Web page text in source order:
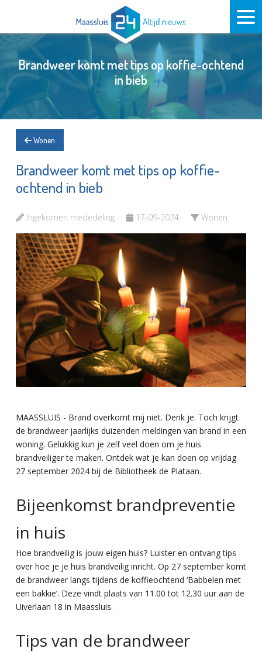
Brandweer komt met tips op koffie-ochtend
in bieb
Wonen
Brandweer komt met tips op koffie-
ochtend in bieb
Ingekomen mededeling 17-09-2024 Wonen
MAASSLUIS - Brand overkomt mij niet. Denk je. Toch krijgt
de brandweer jaarlijks duizenden meldingen van brand in een
woning. Gelukkig kun je zelf veel doen om je huis
brandveiliger te maken. Ontdek wat je kan doen op vrijdag
27 september 2024 bij de Bibliotheek de Plataan.
Bijeenkomst brandpreventie
in huis
Hoe brandveilig is jouw eigen huis? Luister en ontvang tips
over hoe je je huis brandveilig inricht. Op 27 september komt
de brandweer langs tijdens de koffieochtend ‘Babbelen met
een bakkie’. Deze vindt plaats van 11.00 tot 12.30 uur aan de
Uiverlaan 18 in Maassluis.
Tips van de brandweer